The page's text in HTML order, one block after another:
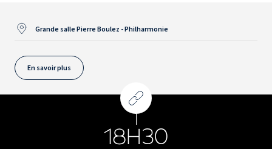
Grande salle Pierre Boulez - Philharmonie
En savoir plus
18H30